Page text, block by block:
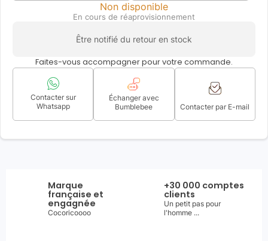
Non disponible
En cours de réaprovisionnement
Être notifié du retour en stock
Faites-vous accompagner pour votre commande.
Contacter sur
Whatsapp
Échanger avec
Bumblebee
Contacter par E-mail
Marque
française et
engagnée
Cocoricoooo
+30 000 comptes
clients
Un petit pas pour
l'homme ...